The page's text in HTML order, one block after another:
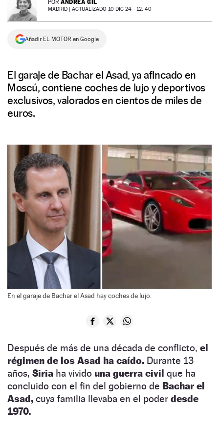
NEWSLETTER
SÍGUENOS
POR ANDREA GIL
MADRID | ACTUALIZADO 10 DIC 24 - 12: 40
Añadir EL MOTOR en Google
El garaje de Bachar el Asad, ya afincado en
Moscú, contiene coches de lujo y deportivos
exclusivos, valorados en cientos de miles de
euros.
En el garaje de Bachar el Asad hay coches de lujo.
Después de más de una década de conflicto, el
régimen de los Asad ha caído. Durante 13
años, Siria ha vivido una guerra civil que ha
concluido con el fin del gobierno de Bachar el
Asad, cuya familia llevaba en el poder desde
1970.